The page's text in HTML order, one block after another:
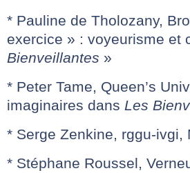
* Pauline de Tholozany,
exercice » : voyeurisme
Bienveillantes »
* Peter Tame, Queen’s
imaginaires dans Les
* Serge Zenkine, rggu-
* Stéphane Roussel,